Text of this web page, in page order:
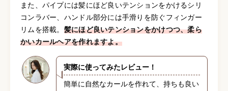
また、パイプには髪にほど良いテンションをかけるシリ
コンラバー、ハンドル部分には手滑りを防ぐフィンガー
リムを搭載。 髪にほど良いテンションをかけつつ、柔ら
かいカールヘアを作れますよ。
実際に使ってみたレビュー！
簡単に自然なカールを作れて、持ちも良い